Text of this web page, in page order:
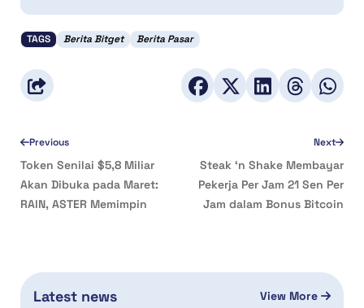
TAGS Berita Bitget Berita Pasar
Previous
Token Senilai $5,8 Miliar
Akan Dibuka pada Maret:
RAIN, ASTER Memimpin
Next
Steak ‘n Shake Membayar
Pekerja Per Jam 21 Sen Per
Jam dalam Bonus Bitcoin
Latest news View More